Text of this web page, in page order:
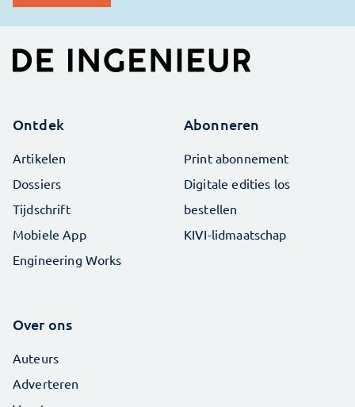
Ontdek
Artikelen
Dossiers
Tijdschrift
Mobiele App
Engineering Works
Abonneren
Print abonnement
Digitale edities los
bestellen
KIVI-lidmaatschap
Over ons
Auteurs
Adverteren